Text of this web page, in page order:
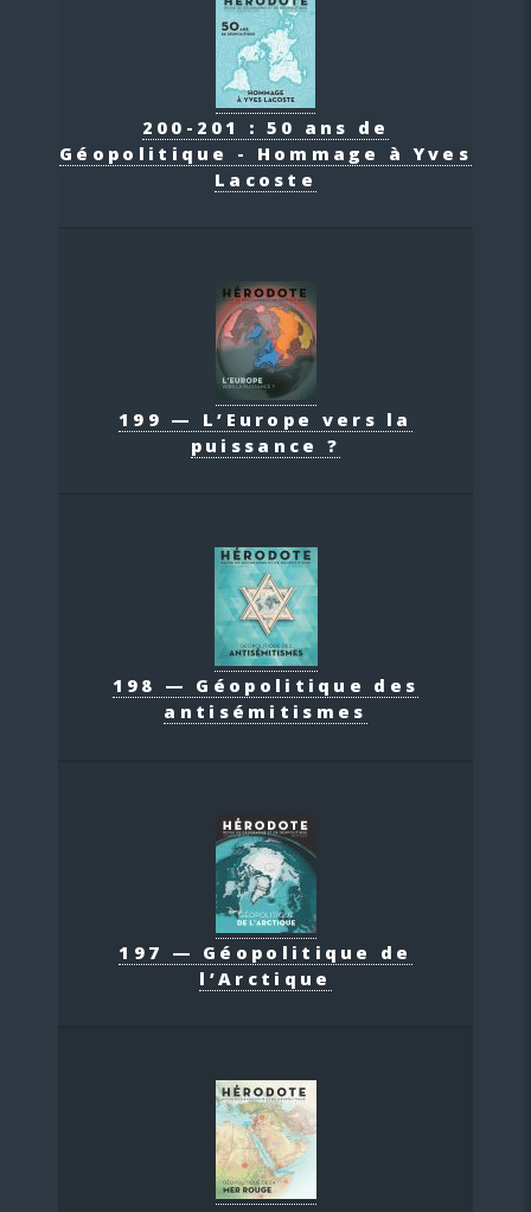
200-201 : 50 ans de
Géopolitique - Hommage à Yves
Lacoste
199 — L’Europe vers la
puissance ?
198 — Géopolitique des
antisémitismes
197 — Géopolitique de
l’Arctique